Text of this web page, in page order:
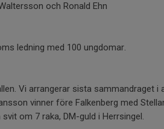
och Ronald Ehn
ledning med 100 ungdomar.
Vi arrangerar sista sammandraget i
vinner före Falkenberg med
om 7 raka, DM-guld i Herrsingel.